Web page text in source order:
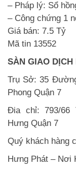
– Pháp lý: Sổ
– Công chứng 1
Giá bán: 7.5 Tỷ
Mã tin 13552
SÀN GIAO
Trụ Sở: 35
Phong Quận 7
Đia chỉ: 793/66
Hưng Quận 7
Quý khách hàng
Hưng Phát – Nơi